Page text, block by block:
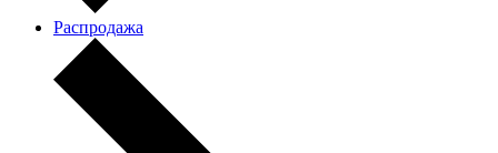
Распродажа